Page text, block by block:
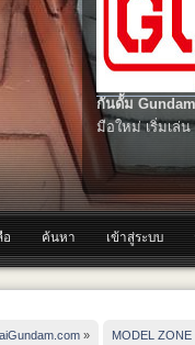
กันดั้ม
มือใหม่ เริ่มเล่น
อ ค้นหา เข้าสู่ระบบ
» MODEL ZONE